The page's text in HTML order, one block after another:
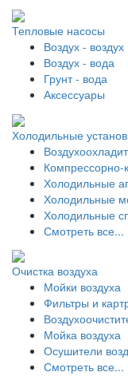
Тепловые насосы
Воздух - воздух
Воздух - вода
Грунт - вода
Аксессуары
Холодильные
Компрессорно-
Холодильные
Холодильные
Холодильные
Смотреть все...
Очистка воздуха
Мойки воздуха
Фильтры и
Мойка воздуха
Осушители
Смотреть все...